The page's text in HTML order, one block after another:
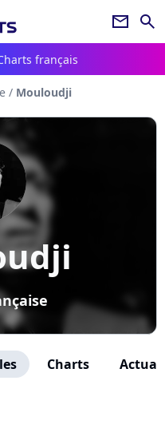
newsletter search
français
/ Mouloudji
Charts